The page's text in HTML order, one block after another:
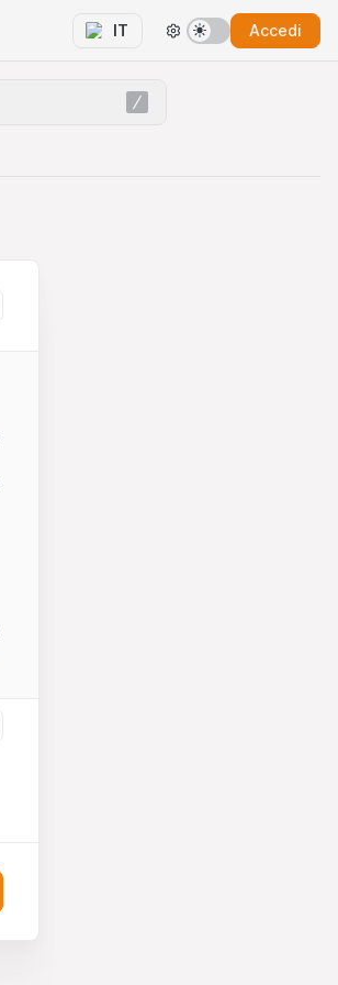
IT Accedi